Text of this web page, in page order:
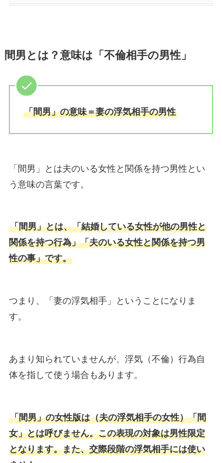
間男とは？意味は「不倫相手の男性」
「間男」の意味＝妻の浮気相手の男性
「間男」とは夫のいる女性と関係を持つ男性とい
う意味の言葉です。
「間男」とは、「結婚している女性が他の男性と
関係を持つ行為」「夫のいる女性と関係を持つ男
性の事」です。
つまり、「妻の浮気相手」ということになりま
す。
あまり知られていませんが、浮気（不倫）行為自
体を指して使う場合もあります。
「間男」の女性版は（夫の浮気相手の女性）「間
女」とは呼びません。この表現の対象は男性限定
となります。また、交際段階の浮気相手には使い